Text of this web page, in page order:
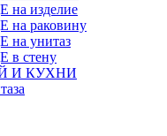
изделие
раковину
унитаз
стену
И КУХНИ